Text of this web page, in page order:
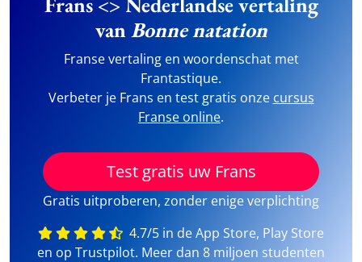
vanBonne natation
Franse vertaling en woordenschat met
Frantastique.
Verbeter je Frans en test gratis onze cursus
Franse online.
Test gratis uw Frans
Gratis uitproberen, zonder enige verplichting
4.7/5 in de App Store, Play Store
en op Trustpilot. Meer dan 8 miljoen studenten